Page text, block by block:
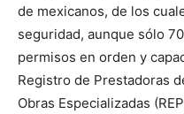
de mexicanos, de los
seguridad, aunque sólo
permisos en orden y
Registro de Prestadoras
Obras Especializadas